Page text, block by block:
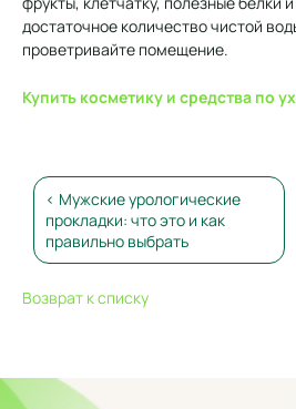
достаточное количество чистой
проветривайте помещение.
Купить косметику и средства по
< Мужские урологические
прокладки: что это и как
правильно выбрать
Возврат к списку